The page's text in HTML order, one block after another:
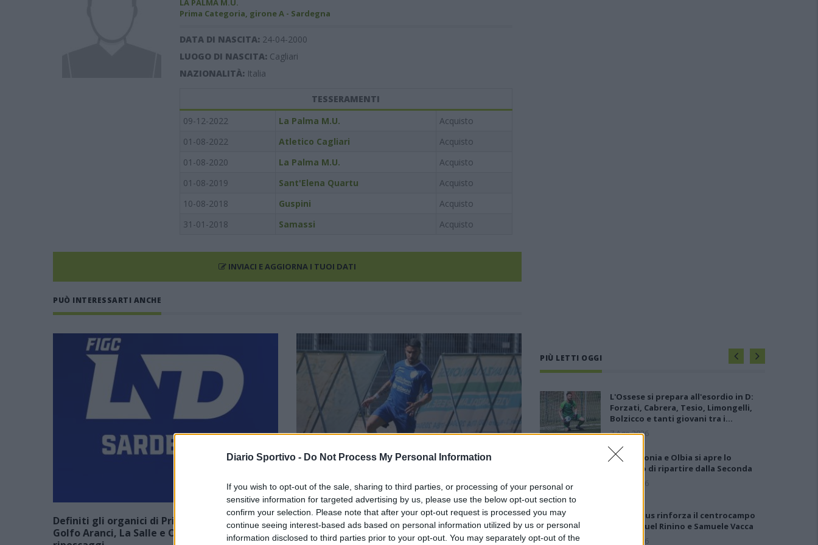
Diario Sportivo - Do Not Process My Personal Information
If you wish to opt-out of the sale, sharing to third parties, or processing of your personal or
sensitive information for targeted advertising by us, please use the below opt-out section to
confirm your selection. Please note that after your opt-out request is processed you may
continue seeing interest-based ads based on personal information utilized by us or personal
information disclosed to third parties prior to your opt-out. You may separately opt-out of the
LA PALMA M.U.
Prima Categoria, girone A - Sardegna
DATA DI NASCITA: 24-04-2000
LUOGO DI NASCITA: Cagliari
NAZIONALITÀ: Italia
TESSERAMENTI
09-12-2022
La Palma M.U.
Acquisto
01-08-2022
Atletico Cagliari
Acquisto
01-08-2020
La Palma M.U.
Acquisto
01-08-2019
Sant'Elena Quartu
Acquisto
10-08-2018
Guspini
Acquisto
31-01-2018
Samassi Acquisto
INVIACI E AGGIORNA I TUOI DATI
PUÒ INTERESSARTI ANCHE
Definiti gli organici di Prima con l'aggiunta di
Golfo Aranci, La Salle e Ottava, in Seconda 8
Il Tavolara si rinforza dall'Eccellenza: preso
Malesa dopo il bomber Balde
PIÙ LETTI OGGI
L'Ossese si prepara all'esordio in D:
Forzati, Cabrera, Tesio, Limongelli,
Bolzicco e tanti giovani tra i…
7 Ago 2026
Per Carbonia e Olbia si apre lo
spiraglio di ripartire dalla Seconda
7 Ago 2026
Il Selargius rinforza il centrocampo
con Manuel Rinino e Samuele Vacca
6 Ago 2026